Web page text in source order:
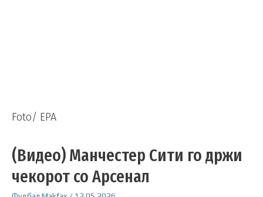
Foto/ EPA
(Видео) Манчестер Сити го држи
чекорот со Арсенал